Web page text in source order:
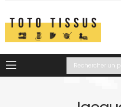
Toggle mobile
Recherche